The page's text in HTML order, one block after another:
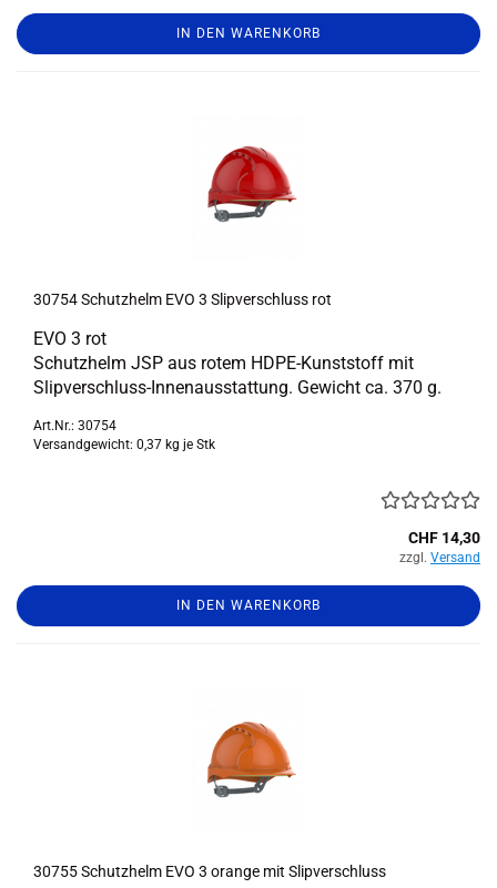
IN DEN WARENKORB
30754 Schutz­helm EVO 3 Slip­ver­schluss rot
EVO 3 rot
Schutz­helm JSP aus rotem HDPE-​Kunststoff mit
Slipverschluss-​Innenausstattung. Ge­wicht ca. 370 g.
Art.Nr.: 30754
Versandgewicht: 0,37 kg je Stk
CHF 14,30
zzgl. Versand
IN DEN WARENKORB
30755 Schutz­helm EVO 3 oran­ge mit Slip­ver­schluss